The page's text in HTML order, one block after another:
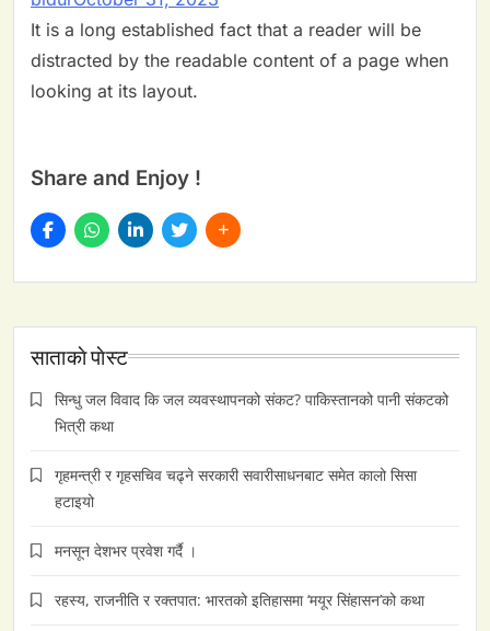
It is a long established fact that a reader will be
distracted by the readable content of a page when
looking at its layout.
Share and Enjoy !
साताकाे पाेस्ट
सिन्धु जल विवाद कि जल व्यवस्थापनको संकट? पाकिस्तानको पानी संकटको
भित्री कथा
गृहमन्त्री र गृहसचिव चढ्ने सरकारी सवारीसाधनबाट समेत कालो सिसा
हटाइयो
मनसून देशभर प्रवेश गर्दै ।
रहस्य, राजनीति र रक्तपात: भारतको इतिहासमा ‘मयूर सिंहासन’को कथा